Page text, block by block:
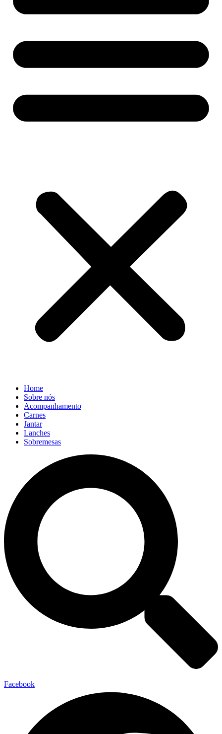
Home
Sobre nós
Acompanhamento
Carnes
Jantar
Lanches
Sobremesas
Facebook